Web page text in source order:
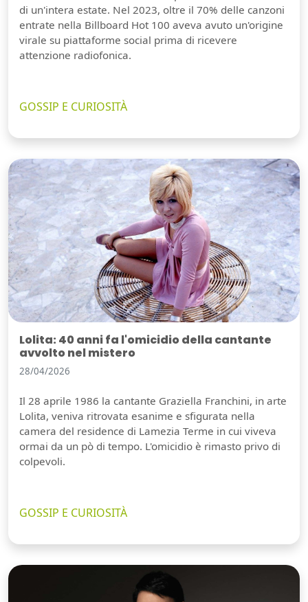
di un'intera estate. Nel 2023, oltre il 70% delle canzoni
entrate nella Billboard Hot 100 aveva avuto un'origine
virale su piattaforme social prima di ricevere
attenzione radiofonica.
GOSSIP E CURIOSITÀ
Lolita: 40 anni fa l'omicidio della cantante
avvolto nel mistero
28/04/2026
Il 28 aprile 1986 la cantante Graziella Franchini, in arte
Lolita, veniva ritrovata esanime e sfigurata nella
camera del residence di Lamezia Terme in cui viveva
ormai da un pò di tempo. L'omicidio è rimasto privo di
colpevoli.
GOSSIP E CURIOSITÀ